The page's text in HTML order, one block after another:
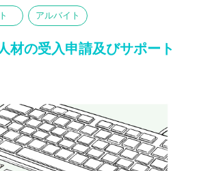
に働けるよう、入国前から在籍中、退
請・届出業務
種申請、届出等の対応
(引っ越し支援や相談)等
かりでき、正確にタスクを進められる方
思いやりを持って丁寧なコミュニケーシ
アルバイト
材の受入申請及びサポート